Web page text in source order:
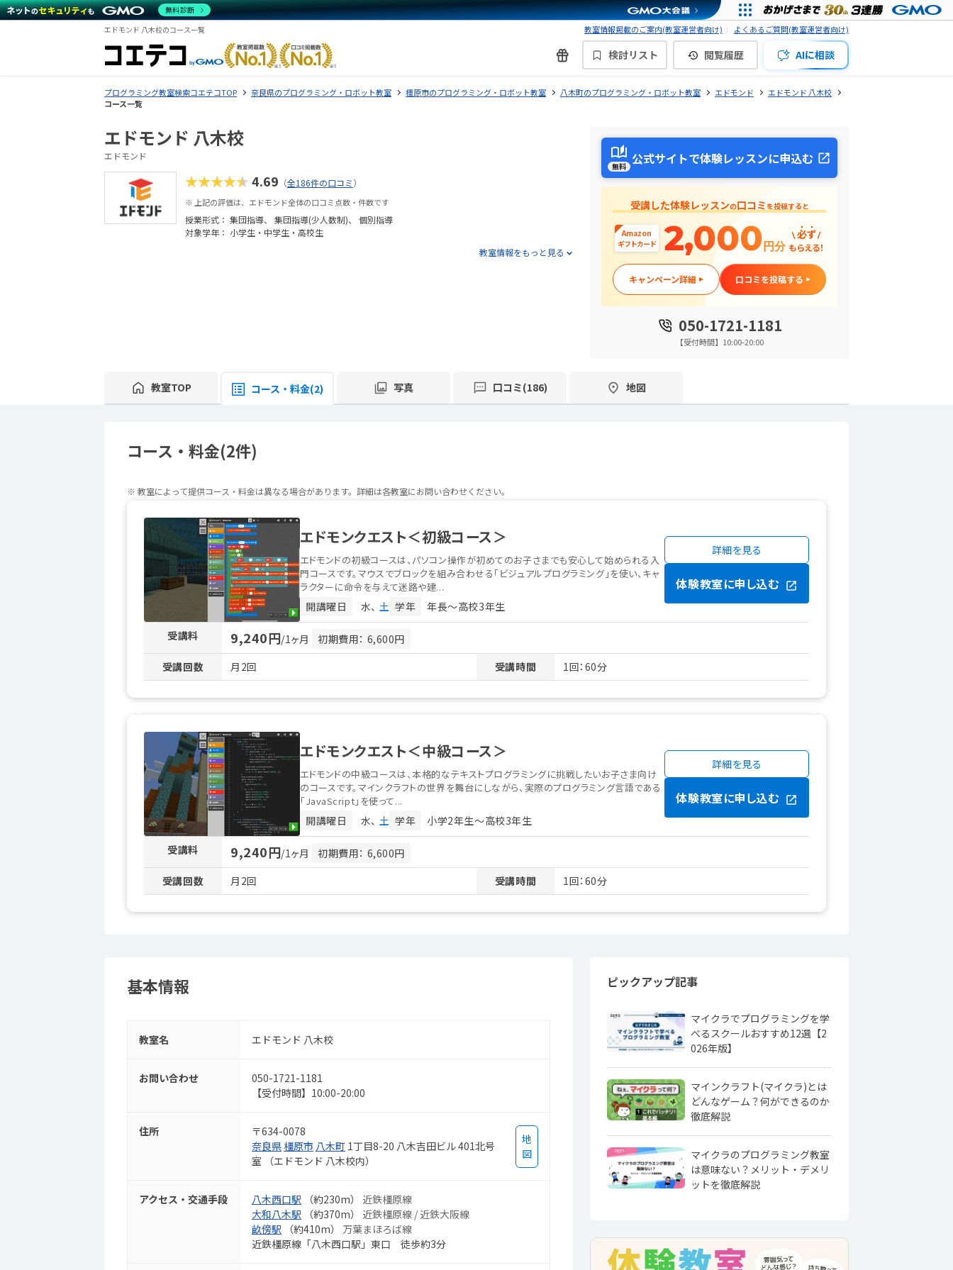
エドモンド 八木校のコース一覧 教室情報掲載のご案内(教室運営者向け) よくあるご質問(教室運営者向け)
検討リスト 閲覧履歴 AIに相談
プログラミング教室検索コエテコTOP 奈良県のプログラミング・ロボット教室 橿原市のプログラミング・ロボット教室 八木町のプログラミング・ロボット教室 エドモンド
エドモンド 八木校
コース一覧
エドモンド 八木校
エドモンド
★★★★★4.69 （全186件の口コミ）
※ 上記の評価は、エドモンド全体の口コミ点数・件数です
授業形式： 集団指導 集団指導(少人数制)
個別指導
対象学年： 小学生・中学生・高校生
教室情報をもっと見る
無料 公式サイトで体験レッスンに申込む
受講した体験レッスンの口コミを投稿すると
Amazon
ギフトカード
2,000 円分
必ず
もらえる！
キャンペーン詳細 口コミを投稿する
050-1721-1181
【受付時間】10:00-20:00
教室TOP コース・料金(2) 写真 口コミ(186) 地図
コース・料金(2件)
※ 教室によって提供コース・料金は異なる場合があります。詳細は各教室にお問い合わせください。
エドモンクエスト＜初級コース＞
エドモンドの初級コースは、パソコン操作が初めてのお子さまでも安心して始められる入
門コースです。マウスでブロックを組み合わせる「ビジュアルプログラミング」を使い、キャ
ラクターに命令を与えて迷路や建...
開講曜日 水 土 学年 年長〜高校3年生
詳細を見る
体験教室に申し込む
受講料 9,240円/1ヶ月
初期費用： 6,600円
受講回数
月2回 受講時間 1回：60分
エドモンクエスト＜中級コース＞
エドモンドの中級コースは、本格的なテキストプログラミングに挑戦したいお子さま向け
のコースです。マインクラフトの世界を舞台にしながら、実際のプログラミング言語である
「JavaScript」を使って...
開講曜日 水 土 学年 小学2年生〜高校3年生
詳細を見る
体験教室に申し込む
受講料 9,240円/1ヶ月
初期費用： 6,600円
受講回数
月2回 受講時間 1回：60分
基本情報
教室名 エドモンド 八木校
お問い合わせ
050-1721-1181
【受付時間】10:00-20:00
住所
〒634-0078
奈良県 橿原市 八木町 1丁目8-20 八木吉田ビル 401北号
室 （エドモンド 八木校内）
地
図
アクセス・交通手段 八木西口駅 （約230m） 近鉄橿原線
大和八木駅 （約370m） 近鉄橿原線 / 近鉄大阪線
畝傍駅 （約410m） 万葉まほろば線
近鉄橿原線「八木西口駅」東口 徒歩約3分
ピックアップ記事
マイクラでプログラミングを学
べるスクールおすすめ12選【2
026年版】
マインクラフト(マイクラ)とは
どんなゲーム？何ができるのか
徹底解説
マイクラのプログラミング教室
は意味ない？メリット・デメリ
ットを徹底解説
無料診断